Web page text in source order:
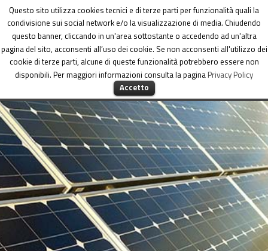
Dipartimento per le Politiche di coesione
Questo sito utilizza cookies tecnici e di terze parti per funzionalità quali la
condivisione sui social network e/o la visualizzazione di media. Chiudendo
questo banner, cliccando in un'area sottostante o accedendo ad un'altra
pagina del sito, acconsenti all’uso dei cookie. Se non acconsenti all'utilizzo dei
cookie di terze parti, alcune di queste funzionalità potrebbero essere non
disponibili. Per maggiori informazioni consulta la pagina Privacy Policy
Accetto